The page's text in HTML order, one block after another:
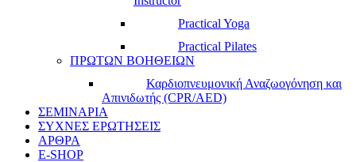
Practical Yoga
Practical Pilates
ΠΡΩΤΩΝ ΒΟΗΘΕΙΩΝ
Καρδιοπνευμονική Αναζωογόνηση και
Απινιδωτής (CPR/AED)
ΣΕΜΙΝΑΡΙΑ
ΣΥΧΝΕΣ ΕΡΩΤΗΣΕΙΣ
ΑΡΘΡΑ
E-SHOP